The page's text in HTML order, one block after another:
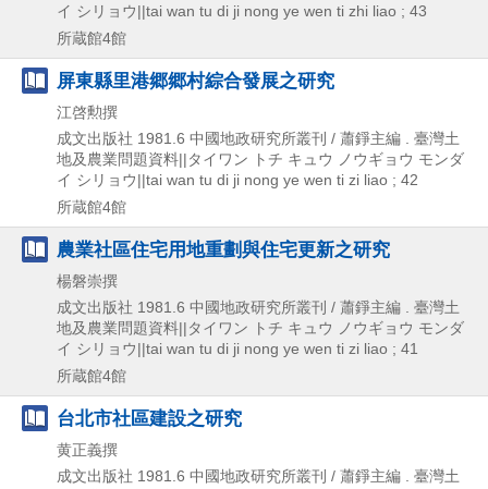
イ シリョウ||tai wan tu di ji nong ye wen ti zhi liao ; 43
所蔵館4館
屏東縣里港郷郷村綜合發展之研究
江啓勲撰
成文出版社 1981.6 中國地政研究所叢刊 / 蕭錚主編 . 臺灣土
地及農業問題資料||タイワン トチ キュウ ノウギョウ モンダ
イ シリョウ||tai wan tu di ji nong ye wen ti zi liao ; 42
所蔵館4館
農業社區住宅用地重劃與住宅更新之研究
楊磐崇撰
成文出版社 1981.6 中國地政研究所叢刊 / 蕭錚主編 . 臺灣土
地及農業問題資料||タイワン トチ キュウ ノウギョウ モンダ
イ シリョウ||tai wan tu di ji nong ye wen ti zi liao ; 41
所蔵館4館
台北市社區建設之研究
黄正義撰
成文出版社 1981.6 中國地政研究所叢刊 / 蕭錚主編 . 臺灣土